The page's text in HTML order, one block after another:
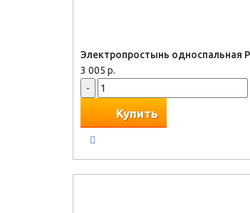
Электропростынь односпальная
3 005 р.
-
Купить